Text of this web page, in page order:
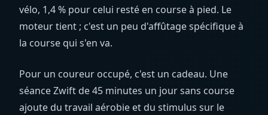
vélo, 1,4 % pour celui resté en course à pied. Le
moteur tient ; c'est un peu d'affûtage spécifique à
la course qui s'en va.
Pour un coureur occupé, c'est un cadeau. Une
séance Zwift de 45 minutes un jour sans course
ajoute du travail aérobie et du stimulus sur le